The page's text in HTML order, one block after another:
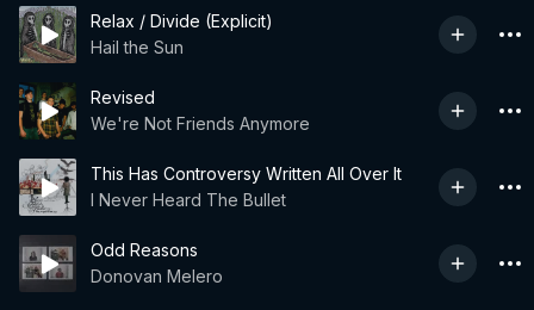
Relax / Divide (Explicit)
Hail the Sun
Revised
We're Not Friends Anymore
This Has Controversy Written All Over It
I Never Heard The Bullet
Odd Reasons
Donovan Melero